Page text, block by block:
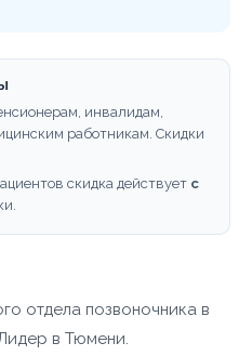
инвалидам,
работникам. Скидки
скидка действует с
отдела позвоночника в
в Тюмени.